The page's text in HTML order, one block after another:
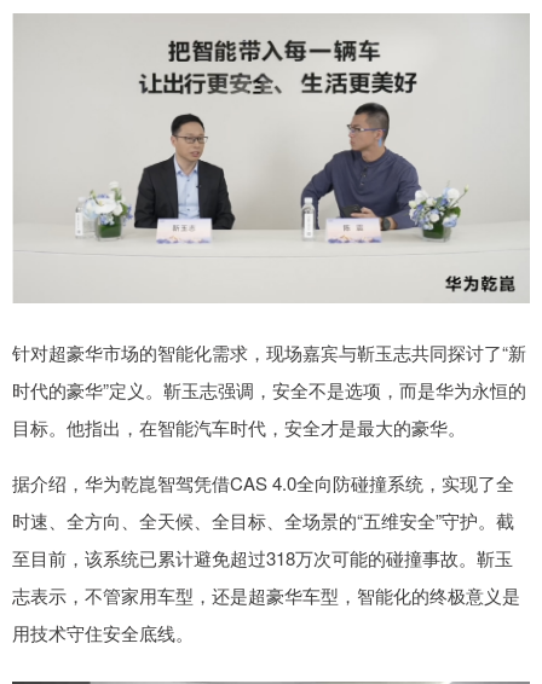
针对超豪华市场的智能化需求，现场嘉宾与靳玉志共同探讨了“新
时代的豪华”定义。靳玉志强调，安全不是选项，而是华为永恒的
目标。他指出，在智能汽车时代，安全才是最大的豪华。
据介绍，华为乾崑智驾凭借CAS 4.0全向防碰撞系统，实现了全
时速、全方向、全天候、全目标、全场景的“五维安全”守护。截
至目前，该系统已累计避免超过318万次可能的碰撞事故。靳玉
志表示，不管家用车型，还是超豪华车型，智能化的终极意义是
用技术守住安全底线。